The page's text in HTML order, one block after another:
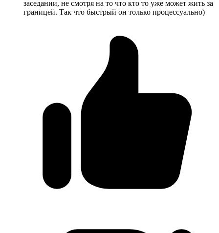
заседании, не смотря на то что кто то уже может жить за
границей. Так что быстрый он только процессуально)